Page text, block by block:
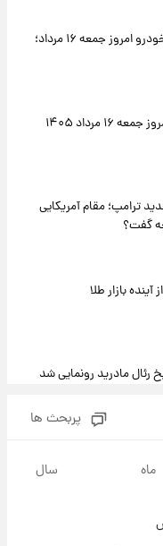
جدول قیمت ایران‌خودرو امروز جمعه ۱۶ مرداد؛
قیمت طلا و سکه امروز جمعه ۱۶ مرداد ۱۴۰۵
ترامپ؛ مقام آمریکایی
گفت؟
بازار طلا
رئال مادرید رونمایی شد
بود؟
پربحث ها
ماه سال